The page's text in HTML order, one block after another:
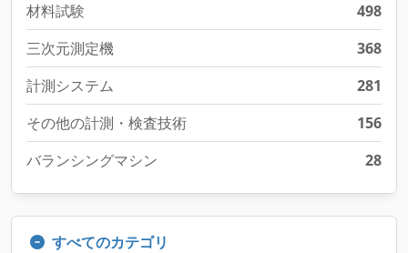
材料試験
498
三次元測定機
368
計測システム
281
その他の計測・検査技術
156
バランシングマシン
28
すべてのカテゴリ